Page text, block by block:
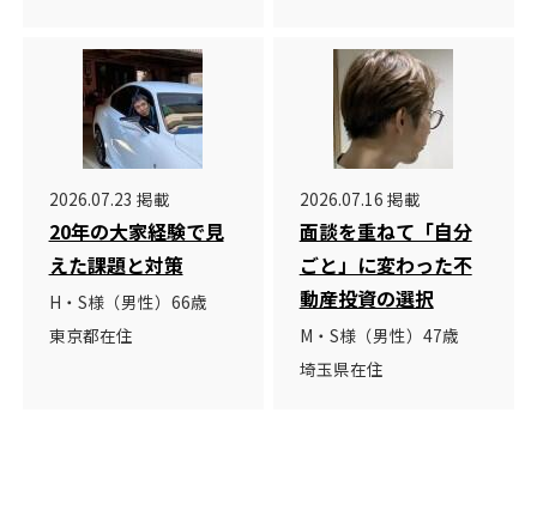
2026.07.23 掲載
20年の大家経験で見
えた課題と対策
H・S様（男性）66歳
東京都在住
2026.07.16 掲載
面談を重ねて「自分
ごと」に変わった不
動産投資の選択
M・S様（男性）47歳
埼玉県在住